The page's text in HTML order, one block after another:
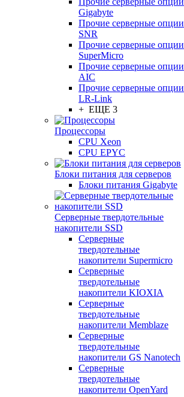
Gigabyte
Прочие серверные опции
SNR
Прочие серверные опции
SuperMicro
Прочие серверные опции
AIC
Прочие серверные опции
LR-Link
+ ЕЩЕ 3
Процессоры
CPU Xeon
CPU EPYC
Блоки питания для серверов
Блоки питания Gigabyte
Серверные твердотельные
накопители SSD
Cерверные
твердотельные
накопители Supermicro
Cерверные
твердотельные
накопители KIOXIA
Cерверные
твердотельные
накопители Memblaze
Cерверные
твердотельные
накопители GS Nanotech
Серверные
твердотельные
накопители OpenYard